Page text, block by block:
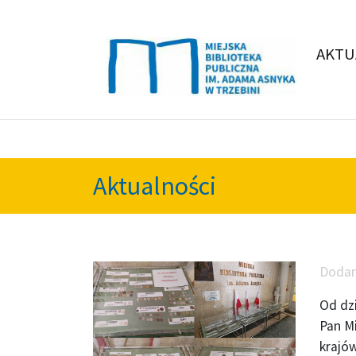
Aktualności
Od
Pan